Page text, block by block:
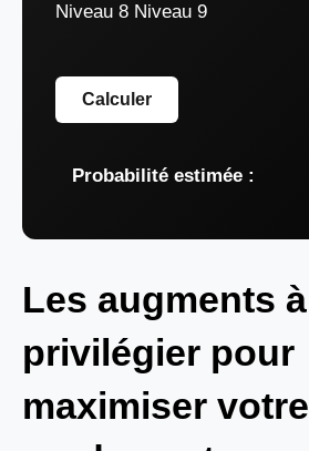
Niveau 8 Niveau 9
Calculer
Probabilité estimée :
Les augments à
privilégier pour
maximiser votre